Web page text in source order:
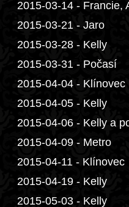
2015-03-14 - Francie,
2015-03-21 - Jaro
2015-03-28 - Kelly
2015-03-31 - Počasí
2015-04-04 - Klínovec
2015-04-05 - Kelly
2015-04-06 - Kelly a
2015-04-09 - Metro
2015-04-11 - Klínovec
2015-04-19 - Kelly
2015-05-03 - Kelly